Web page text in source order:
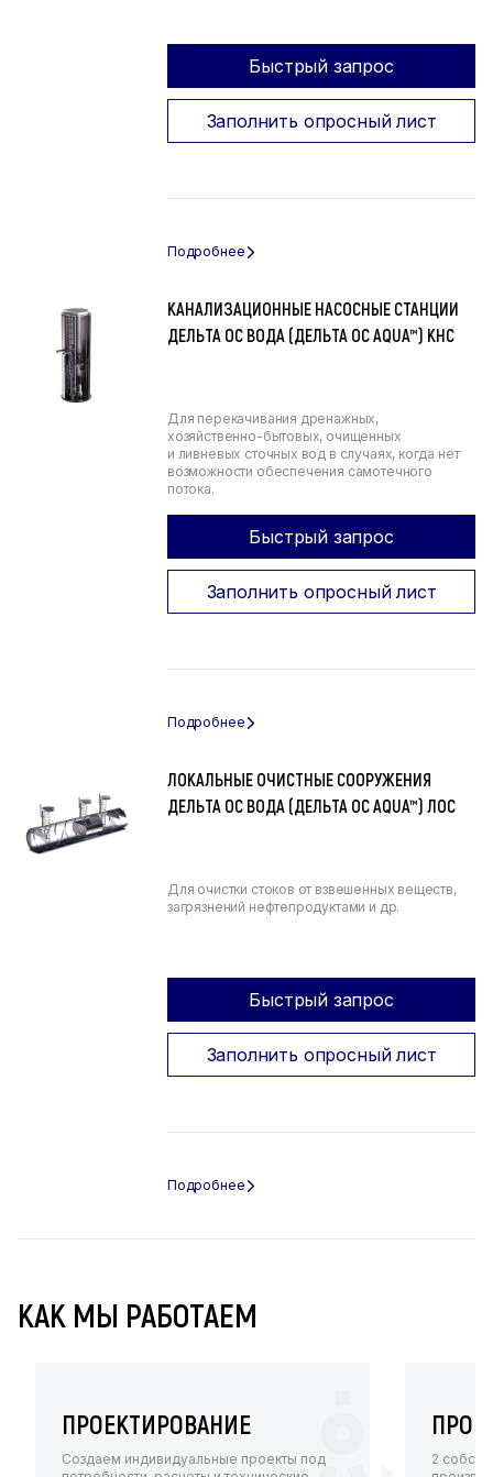
Быстрый запрос
Заполнить опросный лист
КАНАЛИЗАЦИОННЫЕ НАСОСНЫЕ СТАНЦИИ
ДЕЛЬТА ОС ВОДА (ДЕЛЬТА ОС AQUA™) КНС
Для перекачивания дренажных,
хозяйственно-бытовых, очищенных
и ливневых сточных вод в случаях, когда нет
возможности обеспечения самотечного
потока.
Быстрый запрос
Заполнить опросный лист
ЛОКАЛЬНЫЕ ОЧИСТНЫЕ СООРУЖЕНИЯ
ДЕЛЬТА ОС ВОДА (ДЕЛЬТА ОС AQUA™) ЛОС
Для очистки стоков от взвешенных веществ,
загрязнений нефтепродуктами и др.
Быстрый запрос
Заполнить опросный лист
КАК МЫ РАБОТАЕМ
ПРОЕКТИРОВАНИЕ
Создаем индивидуальные проекты под
2